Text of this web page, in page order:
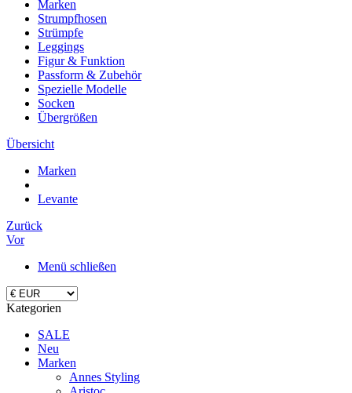
Marken
Strumpfhosen
Strümpfe
Leggings
Figur & Funktion
Passform & Zubehör
Spezielle Modelle
Socken
Übergrößen
Übersicht
Marken
Levante
Zurück
Vor
Menü schließen
Kategorien
SALE
Neu
Marken
Annes Styling